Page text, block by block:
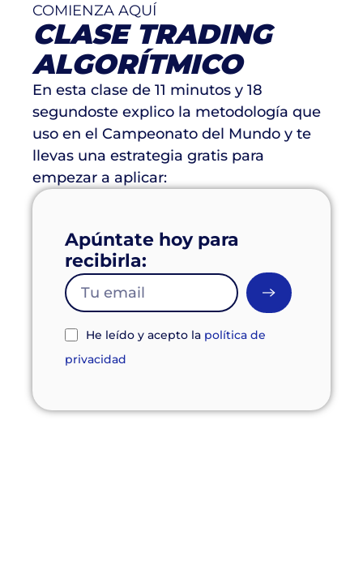
COMIENZA AQUÍ
CLASE TRADING
ALGORÍTMICO
En esta clase de 11 minutos y 18
segundoste explico la metodología que
uso en el Campeonato del Mundo y te
llevas una estrategia gratis para
empezar a aplicar:
Apúntate hoy para
recibirla:
He leído y acepto la política de
privacidad